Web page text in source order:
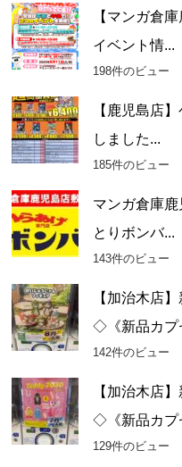
【マンガ倉
イベント情...
198件のビュー
【鹿児島店
しました...
185件のビュー
マンガ倉庫
とりボンバ...
143件のビュー
【加治木店
◇《新品カプ
142件のビュー
【加治木店
◇《新品カプ
129件のビュー